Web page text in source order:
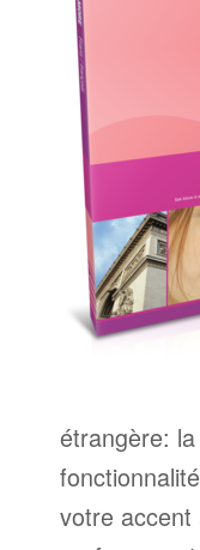
étrangère:
votre accent